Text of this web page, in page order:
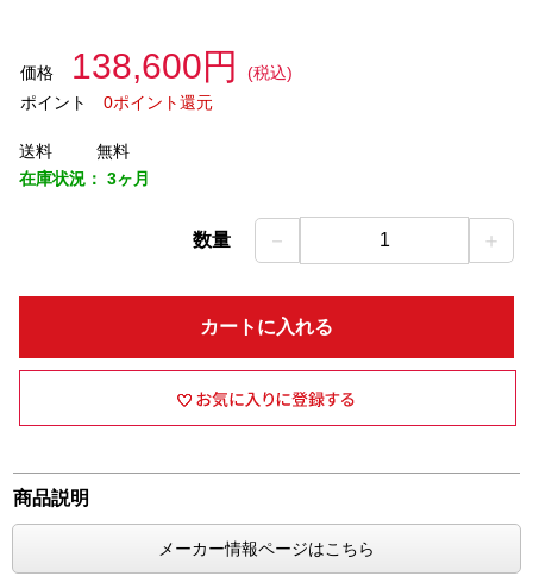
価格 138,600円
(税込)
ポイント
0ポイント還元
送料
無料
在庫状況： 3ヶ月
数量 － 1 ＋
カートに入れる
商品説明
メーカー情報ページはこちら